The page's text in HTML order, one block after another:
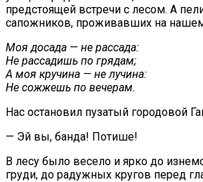
предстоящей встречи с лесом. А
сапожников, проживавших на
Моя досада — не рассада:
Не рассадишь по грядам;
А моя кручина — не лучина:
Не сожжешь по вечерам.
Нас остановил пузатый городовой
— Эй вы, банда! Потише!
В лесу было весело и ярко до
груди, до радужных кругов перед